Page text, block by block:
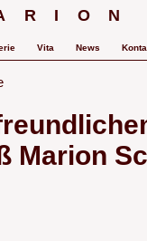
Vita News
Marion